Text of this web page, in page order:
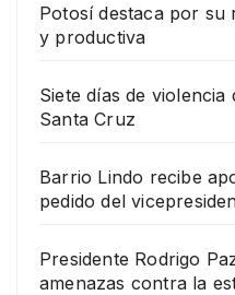
Potosí destaca por su
y productiva
Siete días de violencia
Santa Cruz
Barrio Lindo recibe
pedido del
Presidente Rodrigo
amenazas contra la